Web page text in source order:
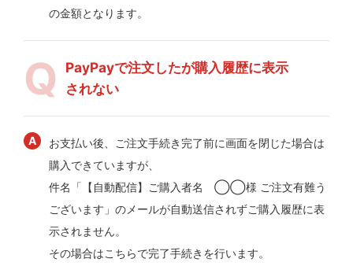
の金額となります。
PayPayで注文したが購入履歴に表示
されない
お支払い後、ご注文手続き完了前に画面を閉じた場合は
購入できていますが、
件名「【自動配信】ご購入者名 ◯◯様 ご注文有難う
ございます」のメールが自動送信されずご購入履歴に表
示されません。
その場合はこちらで完了手続きを行います。